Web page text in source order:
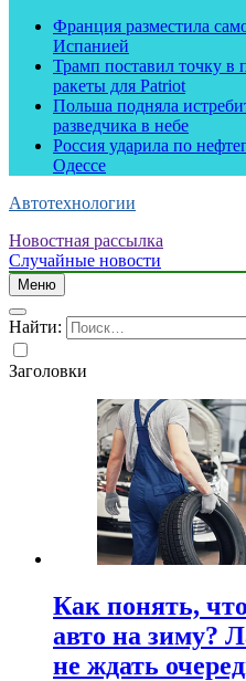
Франция разместила
Испанией
Трамп поставил точку в
ракеты для Patriot
Польша подняла
разведчика в небе
Россия ударила по
Одессе
Автотехнологии
Новостная рассылка
Случайные новости
Меню
Найти:
Заголовки
Как понять,
авто на зиму?
не ждать